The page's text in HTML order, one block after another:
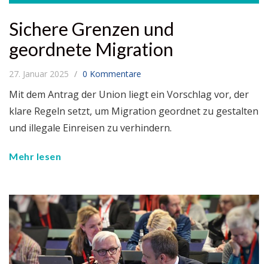
Sichere Grenzen und
geordnete Migration
27. Januar 2025 0 Kommentare
Mit dem Antrag der Union liegt ein Vorschlag vor, der
klare Regeln setzt, um Migration geordnet zu gestalten
und illegale Einreisen zu verhindern.
Mehr lesen